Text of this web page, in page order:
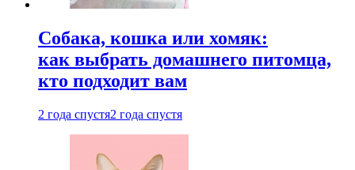
Собака, кошка или хомяк:
как выбрать домашнего питомца,
кто подходит вам
2 года спустя2 года спустя